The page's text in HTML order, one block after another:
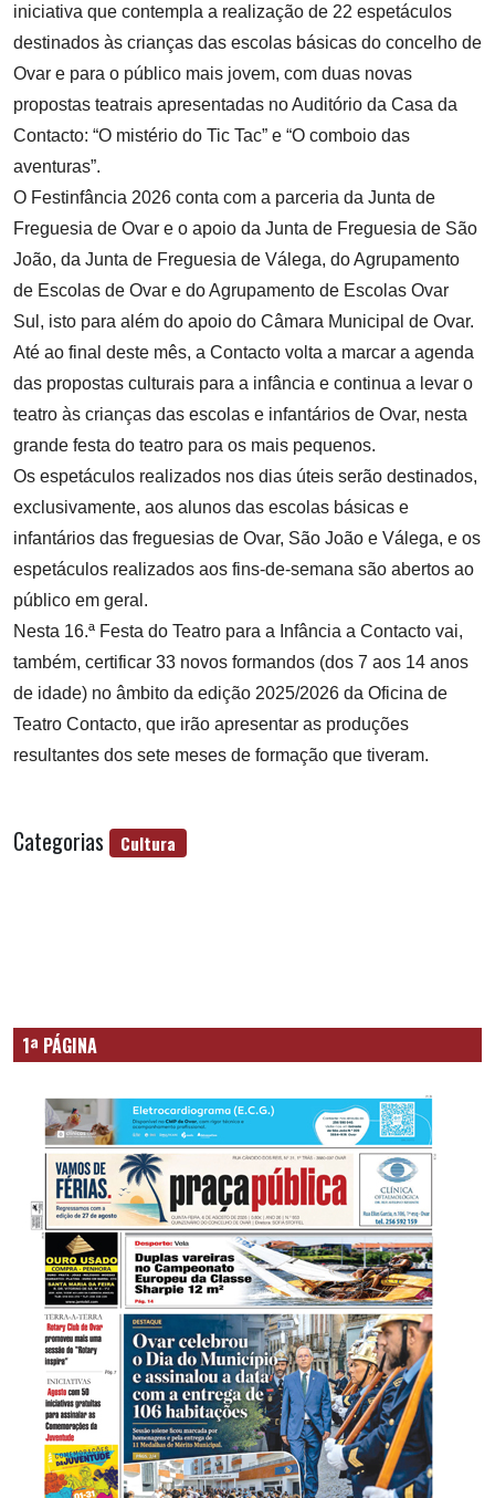
iniciativa que contempla a realização de 22 espetáculos
destinados às crianças das escolas básicas do concelho de
Ovar e para o público mais jovem, com duas novas
propostas teatrais apresentadas no Auditório da Casa da
Contacto: “O mistério do Tic Tac” e “O comboio das
aventuras”.
O Festinfância 2026 conta com a parceria da Junta de
Freguesia de Ovar e o apoio da Junta de Freguesia de São
João, da Junta de Freguesia de Válega, do Agrupamento
de Escolas de Ovar e do Agrupamento de Escolas Ovar
Sul, isto para além do apoio do Câmara Municipal de Ovar.
Até ao final deste mês, a Contacto volta a marcar a agenda
das propostas culturais para a infância e continua a levar o
teatro às crianças das escolas e infantários de Ovar, nesta
grande festa do teatro para os mais pequenos.
Os espetáculos realizados nos dias úteis serão destinados,
exclusivamente, aos alunos das escolas básicas e
infantários das freguesias de Ovar, São João e Válega, e os
espetáculos realizados aos fins-de-semana são abertos ao
público em geral.
Nesta 16.ª Festa do Teatro para a Infância a Contacto vai,
também, certificar 33 novos formandos (dos 7 aos 14 anos
de idade) no âmbito da edição 2025/2026 da Oficina de
Teatro Contacto, que irão apresentar as produções
resultantes dos sete meses de formação que tiveram.
Categorias Cultura
1ª PÁGINA